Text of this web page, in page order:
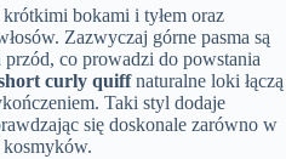
bokami i tyłem oraz
Zazwyczaj górne pasma są
co prowadzi do powstania
curly quiffnaturalne loki łączą
Taki styl dodaje
się doskonale zarówno w